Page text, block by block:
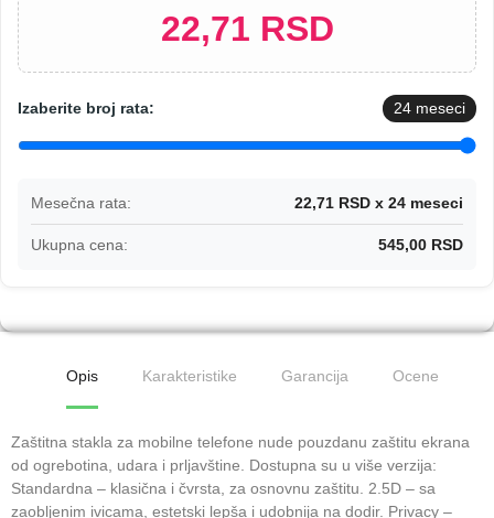
22,71 RSD
Izaberite broj rata: 24 meseci
Mesečna rata: 22,71 RSD x 24 meseci
Ukupna cena: 545,00 RSD
Opis Karakteristike Garancija Ocene
Zaštitna stakla za mobilne telefone nude pouzdanu zaštitu ekrana
od ogrebotina, udara i prljavštine. Dostupna su u više verzija:
Standardna – klasična i čvrsta, za osnovnu zaštitu. 2.5D – sa
zaobljenim ivicama, estetski lepša i udobnija na dodir. Privacy –